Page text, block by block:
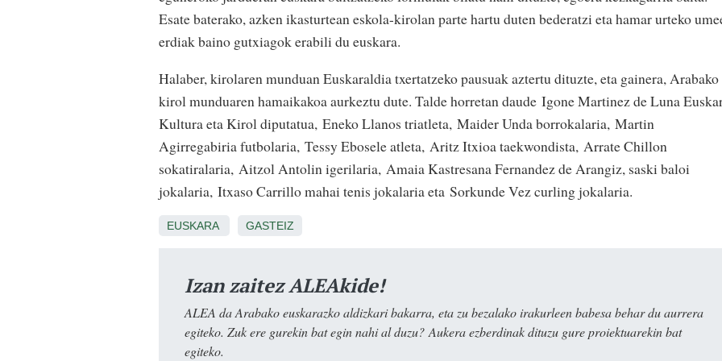
Esate baterako, azken ikasturtean eskola-kirolan parte hartu duten bederatzi eta hamar urteko
erdiak baino gutxiagok erabili du euskara.
Halaber, kirolaren munduan Euskaraldia txertatzeko pausuak aztertu dituzte, eta gainera, Arabako
kirol munduaren hamaikakoa aurkeztu dute. Talde horretan daude Igone Martinez de Luna
Kultura eta Kirol diputatua, Eneko Llanos triatleta, Maider Unda borrokalaria, Martin
Agirregabiria futbolaria, Tessy Ebosele atleta, Aritz Itxioa taekwondista, Arrate Chillon
sokatiralaria, Aitzol Antolin igerilaria, Amaia Kastresana Fernandez de Arangiz, saski baloi
jokalaria, Itxaso Carrillo mahai tenis jokalaria eta Sorkunde Vez curling jokalaria.
EUSKARA GASTEIZ
Izan zaitez ALEAkide!
ALEA da Arabako euskarazko aldizkari bakarra, eta zu bezalako irakurleen babesa behar du aurrera
egiteko. Zuk ere gurekin bat egin nahi al duzu? Aukera ezberdinak dituzu gure proiektuarekin bat
egiteko.